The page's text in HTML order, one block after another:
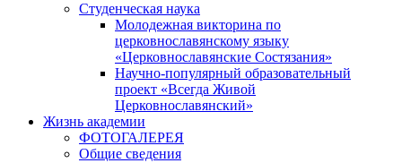
Студенческая наука
Молодежная викторина по
церковнославянскому языку
«Церковнославянские Состязания»
Научно-популярный образовательный
проект «Всегда Живой
Церковнославянский»
Жизнь академии
ФОТОГАЛЕРЕЯ
Общие сведения